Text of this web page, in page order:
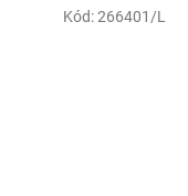
Kód:266401/L